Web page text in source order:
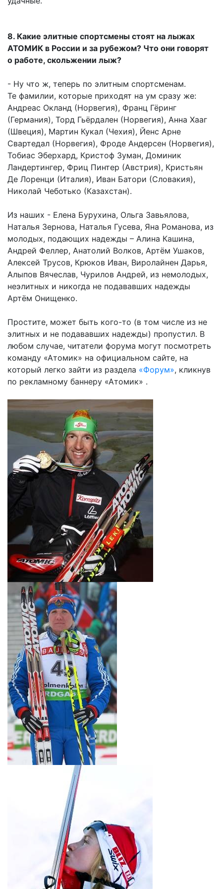
8. Какие элитные спортсмены стоят на лыжах
АТОМИК в России и за рубежом? Что они говорят
о работе, скольжении лыж?
- Ну что ж, теперь по элитным спортсменам.
Те фамилии, которые приходят на ум сразу же:
Андреас Окланд (Норвегия), Франц Гёринг
(Германия), Торд Гьёрдален (Норвегия), Анна Хааг
(Швеция), Мартин Кукал (Чехия), Йенс Арне
Свартедал (Норвегия), Фроде Андерсен (Норвегия),
Тобиас Эберхард, Кристоф Зуман, Доминик
Ландертингер, Фриц Пинтер (Австрия), Кристьян
Де Лоренци (Италия), Иван Батори (Словакия),
Николай Чеботько (Казахстан).
Из наших - Елена Бурухина, Ольга Завьялова,
Наталья Зернова, Наталья Гусева, Яна Романова, из
молодых, подающих надежды – Алина Кашина,
Андрей Феллер, Анатолий Волков, Артём Ушаков,
Алексей Трусов, Крюков Иван, Виролайнен Дарья,
Алыпов Вячеслав, Чурилов Андрей, из немолодых,
неэлитных и никогда не подававших надежды
Артём Онищенко.
Простите, может быть кого-то (в том числе из не
элитных и не подававших надежды) пропустил. В
любом случае, читатели форума могут посмотреть
команду «Атомик» на официальном сайте, на
который легко зайти из раздела «Форум», кликнув
по рекламному баннеру «Атомик» .